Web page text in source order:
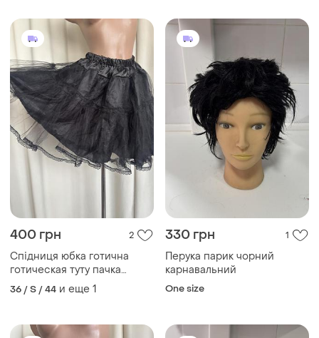
400 грн 2
Спідниця юбка готична
готическая туту пачка
пишна фатин
підспідничник
36 / S / 44 и еще 1
330 грн 1
Перука парик чорний
карнавальний
One size